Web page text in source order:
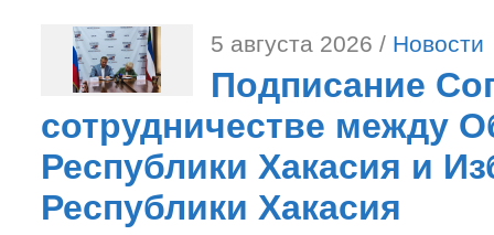
5 августа 2026 / Новости
Подписание
сотрудничестве между
Республики Хакасия и
Республики Хакасия